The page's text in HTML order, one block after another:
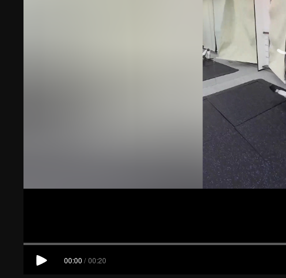
00:00 / 00:20